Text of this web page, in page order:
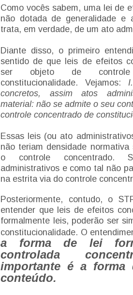
Como vocês sabem, uma lei de
não dotada de generalidade e
trata, em verdade, de um ato
Diante disso, o primeiro
sentido de que leis de efeitos
ser objeto de controle
constitucionalidade. Vejamos:
concretos, assim atos
material: não se admite o seu
controle concentrado de
Essas leis (ou ato
não teriam densidade
o controle concentrado.
administrativos e como tal não
na estrita via do controle
Posteriormente, contudo, o
entender que leis de efeitos
formalmente leis, poderão ser
constitucionalidade. O
a forma de lei
controlada
importante é a
conteúdo.